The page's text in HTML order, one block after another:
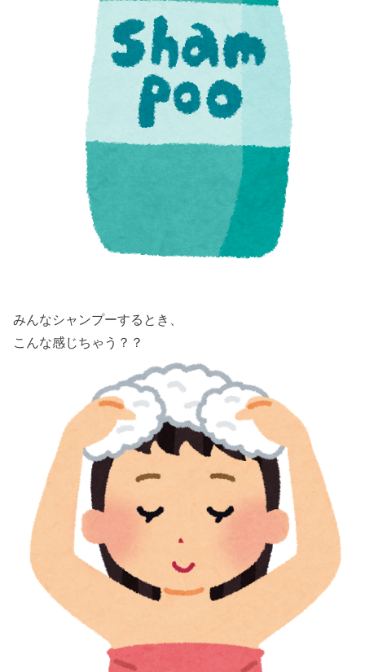
みんなシャンプーするとき、
こんな感じちゃう？？